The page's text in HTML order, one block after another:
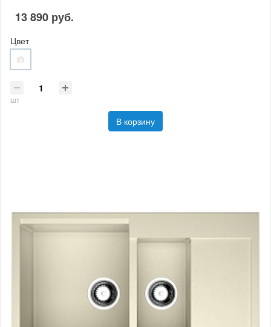
13 890 руб.
Цвет
шт
В корзину